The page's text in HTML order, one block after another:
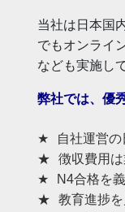
当社は日本国
でもオンライ
なども実施し
弊社では、 優
★ 自社運営の
★ 徴収費用は
★ N4合格を義
★ 教育進捗を